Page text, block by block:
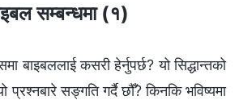
सम्बन्धमा (१)
बाइबललाई कसरी हेर्नुपर्छ? यो सिद्धान्तको
प्रश्‍नबारे सङ्गति गर्दै छौँ? किनकि भविष्यमा